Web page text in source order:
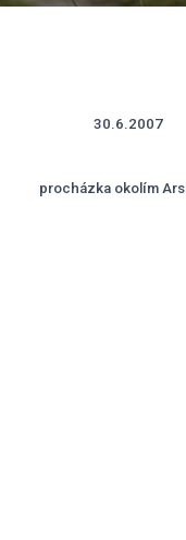
30.6.2007
procházka okolím